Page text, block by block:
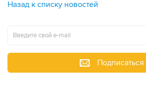
Назад к списку новостей
Подписаться